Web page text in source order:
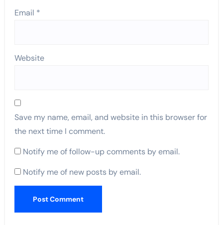
Email *
Website
Save my name, email, and website in this browser for
the next time I comment.
Notify me of follow-up comments by email.
Notify me of new posts by email.